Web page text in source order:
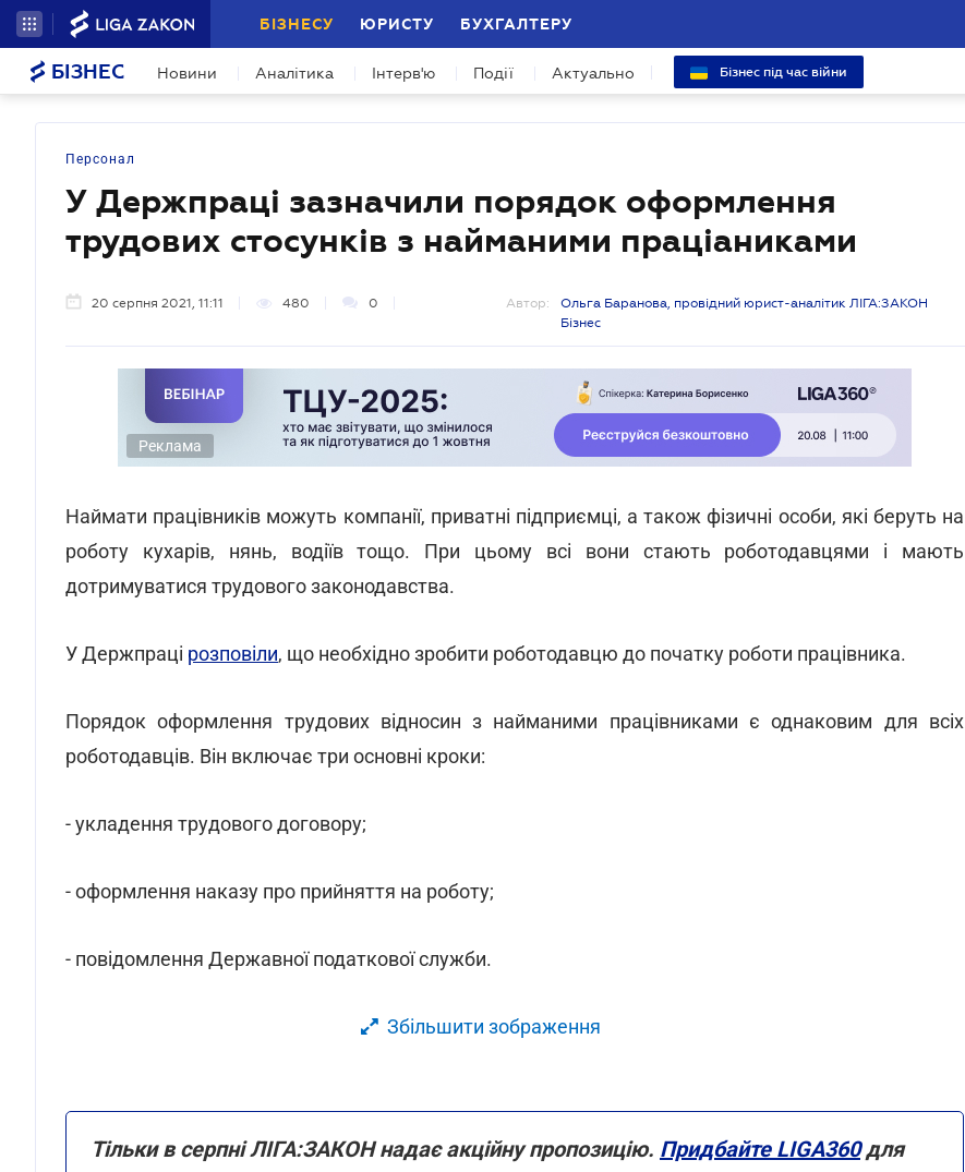
БІЗНЕСУ ЮРИСТУ БУХГАЛТЕРУ
БІЗНЕС Новини Аналітика Інтерв'ю Події Актуально Бізнес під час війни
Персонал
У Держпраці зазначили порядок оформлення
трудових стосунків з найманими праціаниками
20 серпня 2021, 11:11 480 0 Автор:
Ольга Баранова, провідний юрист-аналітик ЛІГА:ЗАКОН
Бізнес
Реклама
Наймати працівників можуть компанії, приватні підприємці, а також фізичні особи, які беруть на
роботу кухарів, нянь, водіїв тощо. При цьому всі вони стають роботодавцями і мають
дотримуватися трудового законодавства.
У Держпраці розповіли, що необхідно зробити роботодавцю до початку роботи працівника.
Порядок оформлення трудових відносин з найманими працівниками є однаковим для всіх
роботодавців. Він включає три основні кроки:
- укладення трудового договору;
- оформлення наказу про прийняття на роботу;
- повідомлення Державної податкової служби.
Збільшити зображення
Тільки в серпні ЛІГА:ЗАКОН надає акційну пропозицію. Придбайте LIGA360для